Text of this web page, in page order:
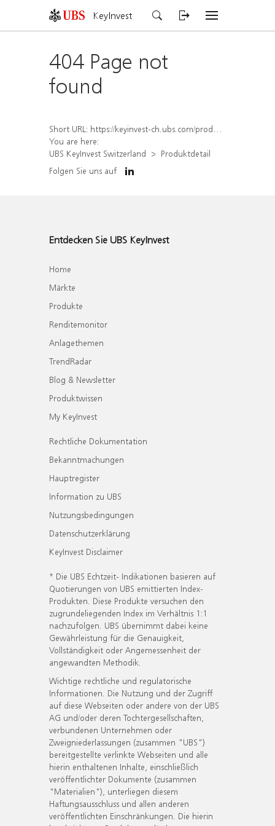
KeyInvest
404 Page not
found
Short URL: https://keyinvest-ch.ubs.com/produkt/detail/index/isin/CH1309046550
You are here:
UBS KeyInvest Switzerland
Produktdetail
Folgen Sie uns auf
Entdecken Sie UBS KeyInvest
Home
Märkte
Produkte
Renditemonitor
Anlagethemen
TrendRadar
Blog & Newsletter
Produktwissen
My KeyInvest
Rechtliche Dokumentation
Bekanntmachungen
Hauptregister
Information zu UBS
Nutzungsbedingungen
Datenschutzerklärung
KeyInvest Disclaimer
* Die UBS Echtzeit- Indikationen basieren auf
Quotierungen von UBS emittierten Index-
Produkten. Diese Produkte versuchen den
zugrundeliegenden Index im Verhältnis 1:1
nachzufolgen. UBS übernimmt dabei keine
Gewährleistung für die Genauigkeit,
Vollständigkeit oder Angemessenheit der
angewandten Methodik.
Wichtige rechtliche und regulatorische
Informationen. Die Nutzung und der Zugriff
auf diese Webseiten oder andere von der UBS
AG und/oder deren Tochtergesellschaften,
verbundenen Unternehmen oder
Zweigniederlassungen (zusammen "UBS")
bereitgestellte verlinkte Webseiten und alle
hierin enthaltenen Inhalte, einschließlich
veröffentlichter Dokumente (zusammen
"Materialien"), unterliegen diesem
Haftungsausschluss und allen anderen
veröffentlichten Einschränkungen. Die hierin